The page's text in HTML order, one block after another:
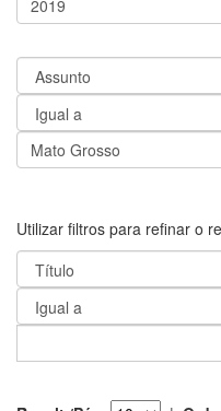
Utilizar filtros para refinar o